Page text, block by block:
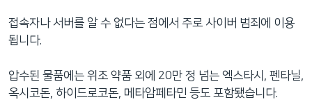
접속자나 서버를 알 수 없다는 점에서 주로 사이버 범죄에 이용
됩니다.
압수된 물품에는 위조 약품 외에 20만 정 넘는 엑스타시, 펜타닐,
옥시코돈, 하이드로코돈, 메타암페타민 등도 포함됐습니다.